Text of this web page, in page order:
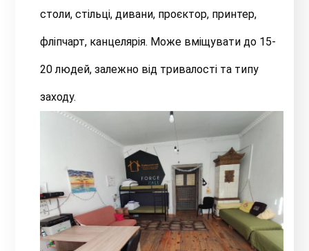
столи, стільці, дивани, проєктор, принтер,
фліпчарт, канцелярія. Може вміщувати до 15-
20 людей, залежно від тривалості та типу
заходу.